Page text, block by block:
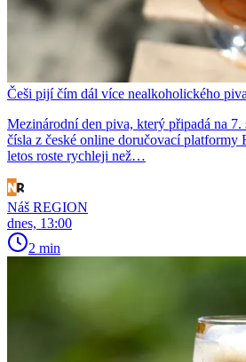
Češi pijí čím dál více nealkoholického piva
Mezinárodní den piva, který připadá na 7.
čísla z české online doručovací platformy
letos roste rychleji než…
Náš REGION
dnes, 13:00
2 min